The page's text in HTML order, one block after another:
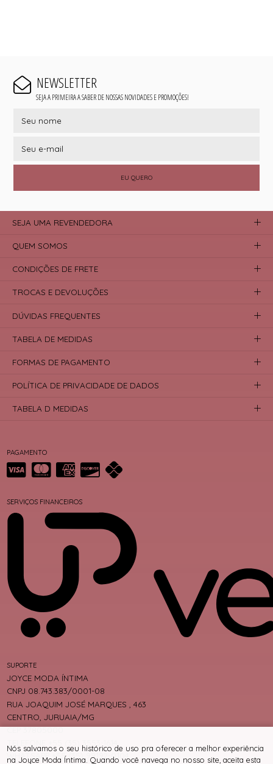
NEWSLETTER
SEJA A PRIMEIRA A SABER DE NOSSAS NOVIDADES E PROMOÇÕES!
EU QUERO
PAGAMENTO
SERVIÇOS FINANCEIROS
SUPORTE
JOYCE MODA ÍNTIMA
CNPJ 08.743.383/0001-08
RUA JOAQUIM JOSÉ MARQUES , 463
CENTRO, JURUAIA/MG
CEP 37805000
WHATSAPP +55 (35) 99192-0104
SEJA UMA REVENDEDORA
QUEM SOMOS
CONDIÇÕES DE FRETE
TROCAS E DEVOLUÇÕES
DÚVIDAS FREQUENTES
TABELA DE MEDIDAS
FORMAS DE PAGAMENTO
POLÍTICA DE PRIVACIDADE DE DADOS
TABELA D MEDIDAS
Nós salvamos o seu histórico de uso pra oferecer a melhor experiência
na Joyce Moda Íntima. Quando você navega no nosso site, aceita esta